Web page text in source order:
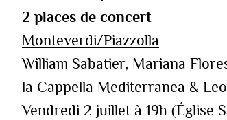
‍2 places de concert
Monteverdi/Piazzolla
William Sabatier, Mariana
la Cappella Mediterranea &
Vendredi 2 juillet à 19h (Église